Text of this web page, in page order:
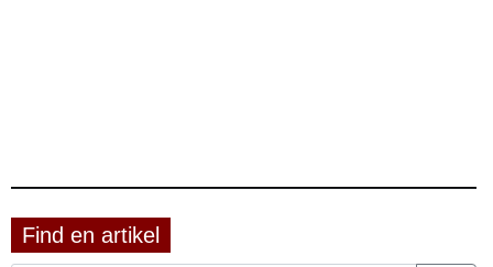
Find en artikel